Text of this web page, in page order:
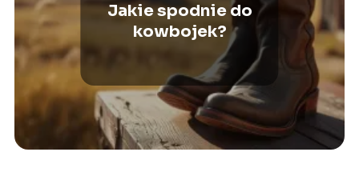
Jakie spodnie do
kowbojek?